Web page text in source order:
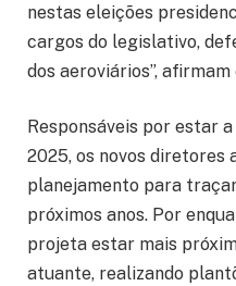
nestas eleições
cargos do legislativo,
dos aeroviários”,
Responsáveis por estar
2025, os novos diretores
planejamento para
próximos anos. Por
projeta estar mais
atuante, realizando